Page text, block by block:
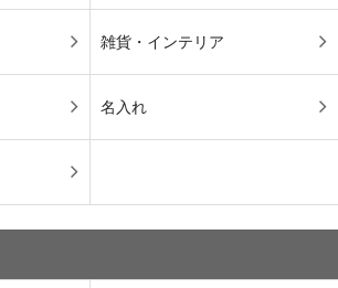
雑貨・インテリア
名入れ